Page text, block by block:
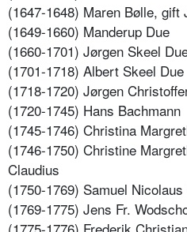
(1647-1648) Maren Bølle, gift
(1649-1660) Manderup Due
(1660-1701) Jørgen Skeel
(1701-1718) Albert Skeel Due
(1718-1720) Jørgen
(1720-1745) Hans Bachmann
(1745-1746) Christina
(1746-1750) Christine
Claudius
(1750-1769) Samuel
(1769-1775) Jens Fr.